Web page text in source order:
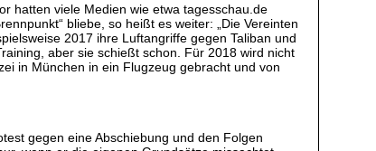
hatten viele Medien wie etwa tagesschau.de
bliebe, so heißt es weiter: „Die Vereinten
2017 ihre Luftangriffe gegen Taliban und
aber sie schießt schon. Für 2018 wird nicht
in München in ein Flugzeug gebracht und von
gegen eine Abschiebung und den Folgen